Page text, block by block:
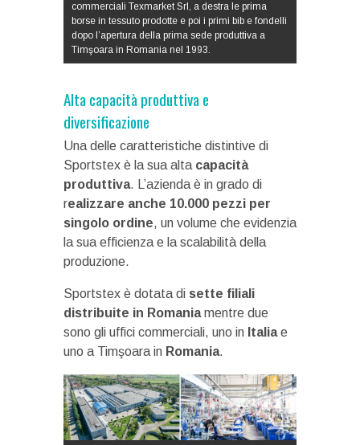
commerciali Texmarket Srl, a destra le prima
borse in tessuto prodotte e poi i primi bib e fondelli
dopo l’apertura della prima sede produttiva a
Timşoara in Romania nel 1993.
Alta capacità produttiva e
diversificazione
Una delle caratteristiche distintive di
Sportstex è la sua alta capacità
produttiva. L’azienda è in grado di
realizzare anche 10.000 pezzi per
singolo ordine, un volume che evidenzia
la sua efficienza e la scalabilità della
produzione.
Sportstex è dotata di sette filiali
distribuite in Romaniamentre due
sono gli uffici commerciali, uno in Italiae
uno a Timşoara in Romania.